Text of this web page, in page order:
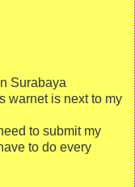
Surabaya
warnet is next to my
to submit my
to do every